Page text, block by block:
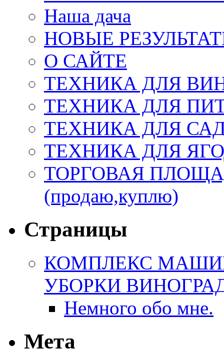
Наша дача
НОВЫЕ
О САЙТЕ
ТЕХНИКА ДЛЯ
ТЕХНИКА ДЛЯ
ТЕХНИКА ДЛЯ
ТЕХНИКА ДЛЯ
ТОРГОВАЯ
(продаю,куплю)
Страницы
КОМПЛЕКС
УБОРКИ
Немного обо мне.
Мета